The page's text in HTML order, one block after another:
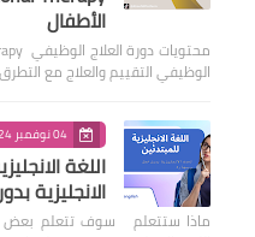
الأطفال
الوظيفي التقييم والعلاج مع
04 نوفمبر 2024
اللغة
الانجليزية
ماذا ستتعلم سوف تتعلم بعض